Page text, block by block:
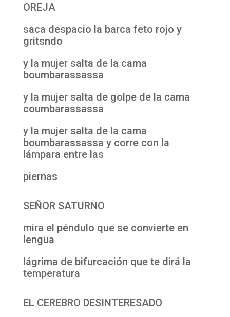
OREJA
saca despacio la barca feto rojo y
gritsndo
y la mujer salta de la cama
boumbarassassa
y la mujer salta de golpe de la cama
coumbarassassa
y la mujer salta de la cama
boumbarassassa y corre con la
lámpara entre las
piernas
SEÑOR SATURNO
mira el péndulo que se convierte en
lengua
lágrima de bifurcación que te dirá la
temperatura
EL CEREBRO DESINTERESADO